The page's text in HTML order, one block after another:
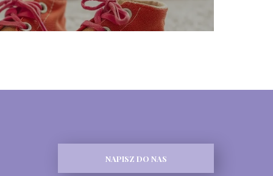
NAPISZ DO NAS